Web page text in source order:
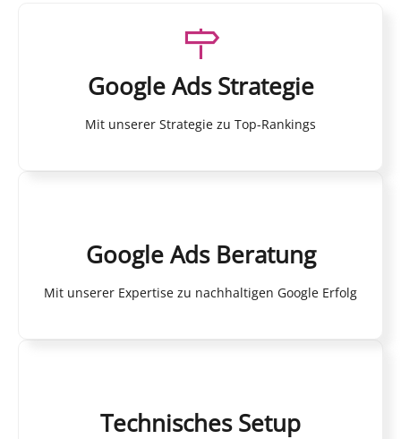
Google Ads Strategie
Mit unserer Strategie zu Top-Rankings
Google Ads Beratung
Mit unserer Expertise zu nachhaltigen Google Erfolg
Technisches Setup